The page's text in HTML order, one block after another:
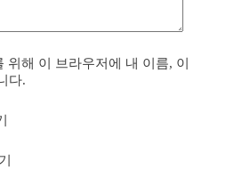
위해 이 브라우저에 내 이름, 이
다.